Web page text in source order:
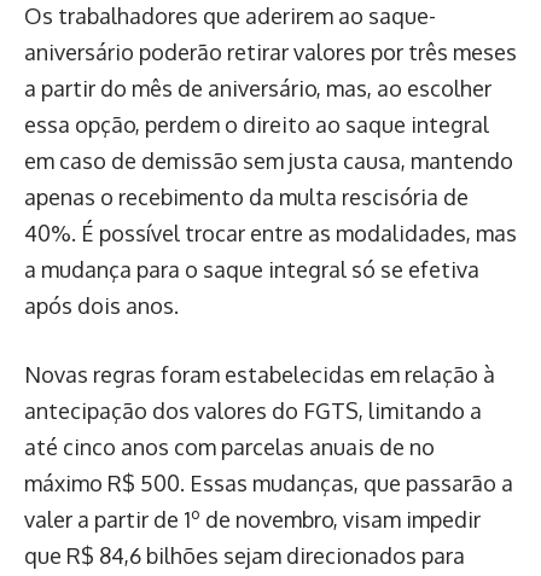
Os trabalhadores que aderirem ao saque-
aniversário poderão retirar valores por três meses
a partir do mês de aniversário, mas, ao escolher
essa opção, perdem o direito ao saque integral
em caso de demissão sem justa causa, mantendo
apenas o recebimento da multa rescisória de
40%. É possível trocar entre as modalidades, mas
a mudança para o saque integral só se efetiva
após dois anos.
Novas regras foram estabelecidas em relação à
antecipação dos valores do FGTS, limitando a
até cinco anos com parcelas anuais de no
máximo R$ 500. Essas mudanças, que passarão a
valer a partir de 1º de novembro, visam impedir
que R$ 84,6 bilhões sejam direcionados para